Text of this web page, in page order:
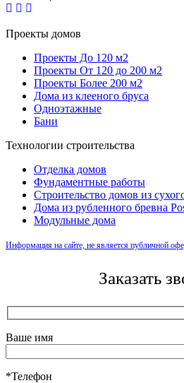
Проекты домов
Проекты До 120 м2
Проекты От 120 до 200 м2
Проекты Более 200 м2
Дома из клееного бруса
Одноэтажные
Бани
Технологии строительства
Отделка домов
Фундаментные работы
Строительство домов из
Дома из рубленного бревна
Модульные дома
Информация на сайте, не является публичной
Заказать
Ваше имя
*Телефон